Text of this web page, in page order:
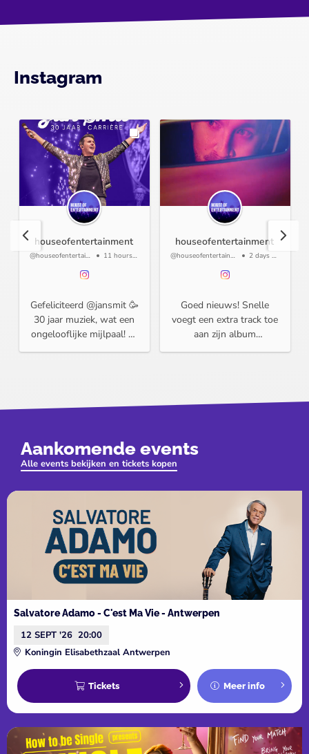
Instagram
houseofentertainment
@houseofentertainment 11 hours ago
Gefeliciteerd @jansmit 🥳
30 jaar muziek, wat een
ongelooflijke mijlpaal! Al
meer dan 15 jaar mogen
We kijken uit naar nog
Jan zijn 30-jarig jubileum
in Volendam en dit najaar
houseofentertainment
@houseofentertainment 2 days ago
Goed nieuws! Snelle
voegt een extra track toe
aan zijn album
Binnenspiegel 🎶 'Plaats
Aankomende events
Alle events bekijken en tickets kopen
Salvatore Adamo - C'est Ma Vie - Antwerpen
12 SEPT '26 20:00
Koningin Elisabethzaal Antwerpen
Tickets Meer info